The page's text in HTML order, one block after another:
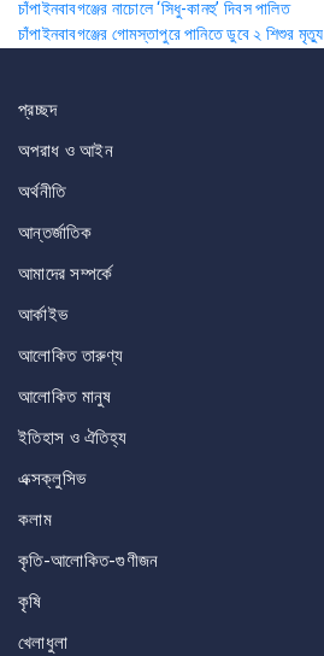
Post
navigation
চাঁপাইনবাবগঞ্জের নাচোলে ‘সিধু-কানহু’ দিবস পালিত
চাঁপাইনবাবগঞ্জের গোমস্তাপুরে পানিতে ডুবে ২ শিশুর মৃত্যু
প্রচ্ছদ
অপরাধ ও আইন
অর্থনীতি
আন্তর্জাতিক
আমাদের সম্পর্কে
আর্কাইভ
আলোকিত তারুণ্য
আলোকিত মানুষ
ইতিহাস ও ঐতিহ্য
এক্সক্লুসিভ
কলাম
কৃতি-আলোকিত-গুণীজন
কৃষি
খেলাধুলা